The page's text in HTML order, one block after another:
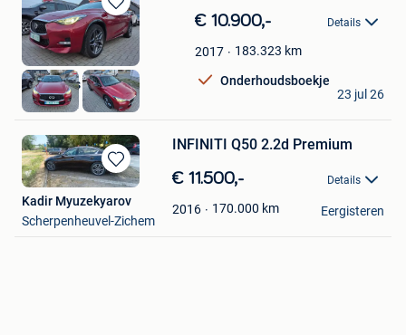
Bewaren
in
Mijn
Favorieten
€ 10.900,- Details
2017 183.323 km
Onderhoudsboekje
WRM Cars
Gembloux
23 jul 26
Bewaren
in
Mijn
Favorieten
INFINITI Q50 2.2d Premium
€ 11.500,- Details
2016 170.000 km
Kadir Myuzekyarov
Scherpenheuvel-Zichem
Eergisteren